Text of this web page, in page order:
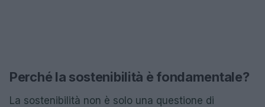
Perché la sostenibilità è fondamentale?
La sostenibilità non è solo una questione di